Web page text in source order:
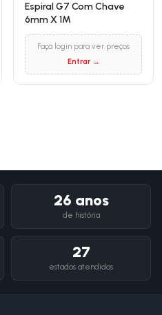
Espiral G7 Com Chave
6mm X 1M
Faça login para ver preços
Entrar →
26 anos
de história
27
estados atendidos